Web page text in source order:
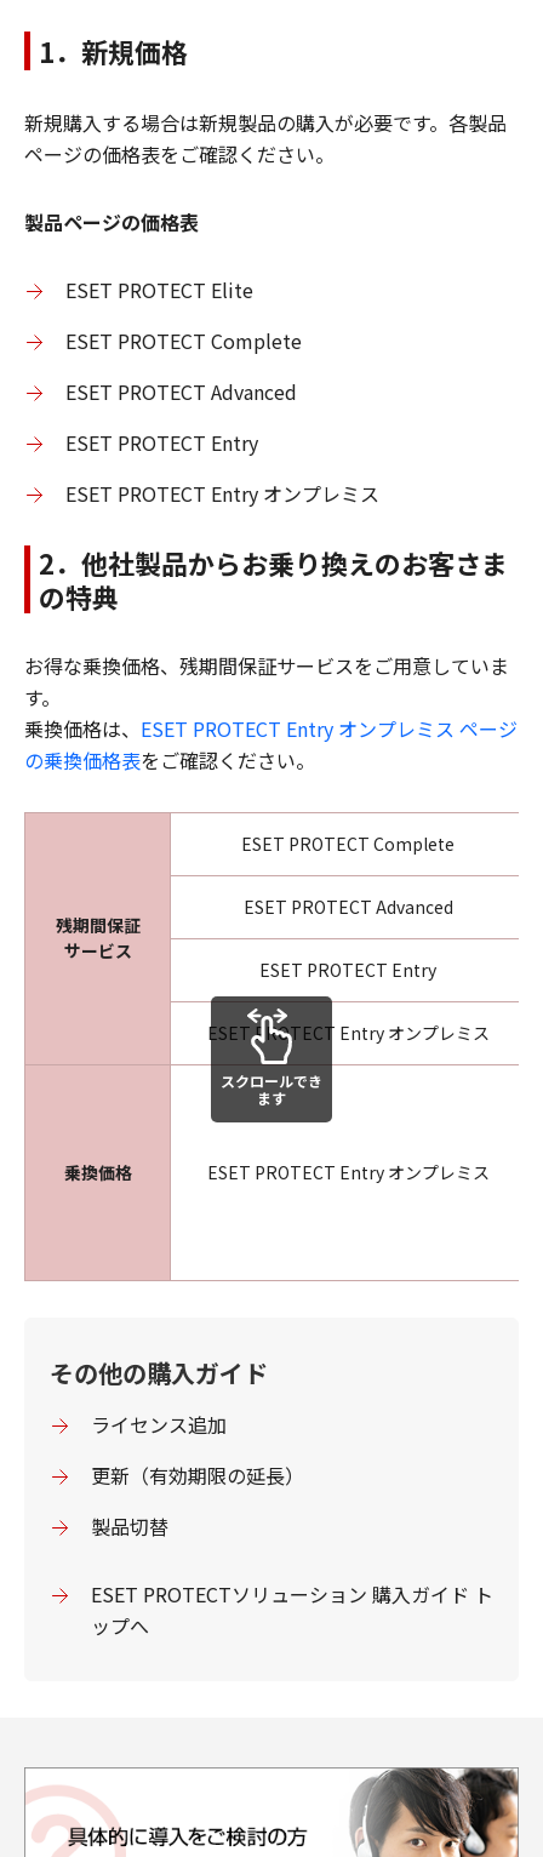
1．新規価格
新規購入する場合は新規製品の購入が必要です。各製品
ページの価格表をご確認ください。
製品ページの価格表
ESET PROTECT Elite
ESET PROTECT Complete
ESET PROTECT Advanced
ESET PROTECT Entry
ESET PROTECT Entry オンプレミス
2．他社製品からお乗り換えのお客さま
の特典
お得な乗換価格、残期間保証サービスをご用意していま
す。
乗換価格は、 ESET PROTECT Entry オンプレミス ページ
の乗換価格表をご確認ください。
残期間保証
サービス
ESET PROTECT Complete
ESET PROTECT Advanced
ESET PROTECT Entry
ESET PROTECT Entry オンプレミス
乗換価格 ESET PROTECT Entry オンプレミス
スクロールでき
ます
その他の購入ガイド
ライセンス追加
更新（有効期限の延長）
製品切替
ESET PROTECTソリューション 購入ガイド ト
ップへ